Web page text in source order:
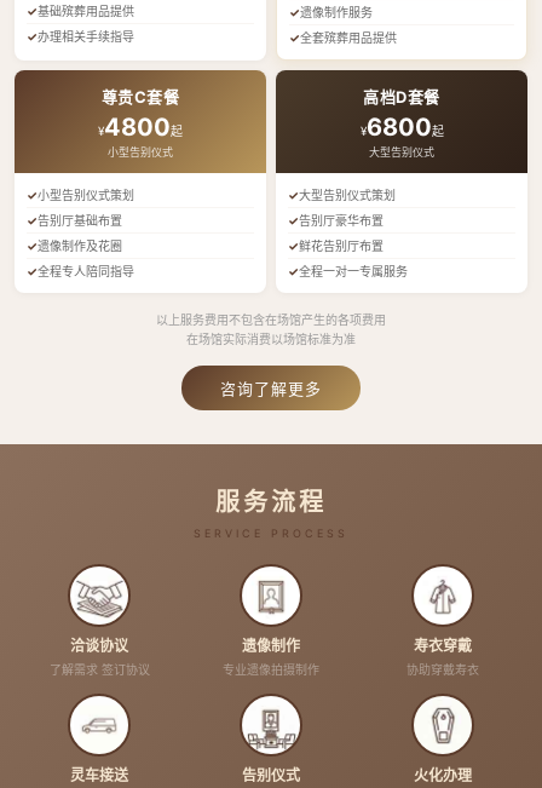
基础殡葬用品提供
办理相关手续指导
遗像制作服务
全套殡葬用品提供
尊贵C套餐
¥4800起
小型告别仪式
小型告别仪式策划
告别厅基础布置
遗像制作及花圈
全程专人陪同指导
高档D套餐
¥6800起
大型告别仪式
大型告别仪式策划
告别厅豪华布置
鲜花告别厅布置
全程一对一专属服务
以上服务费用不包含在场馆产生的各项费用
在场馆实际消费以场馆标准为准
咨询了解更多
服务流程
SERVICE PROCESS
洽谈协议
了解需求 签订协议
遗像制作
专业遗像拍摄制作
寿衣穿戴
协助穿戴寿衣
灵车接送 告别仪式 火化办理